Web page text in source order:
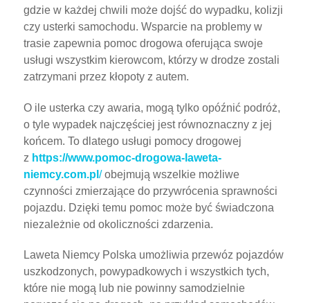
gdzie w każdej chwili może dojść do wypadku, kolizji
czy usterki samochodu. Wsparcie na problemy w
trasie zapewnia pomoc drogowa oferująca swoje
usługi wszystkim kierowcom, którzy w drodze zostali
zatrzymani przez kłopoty z autem.
O ile usterka czy awaria, mogą tylko opóźnić podróż,
o tyle wypadek najczęściej jest równoznaczny z jej
końcem. To dlatego usługi pomocy drogowej
z https://www.pomoc-drogowa-laweta-
niemcy.com.pl /obejmują wszelkie możliwe
czynności zmierzające do przywrócenia sprawności
pojazdu. Dzięki temu pomoc może być świadczona
niezależnie od okoliczności zdarzenia.
Laweta Niemcy Polska umożliwia przewóz pojazdów
uszkodzonych, powypadkowych i wszystkich tych,
które nie mogą lub nie powinny samodzielnie